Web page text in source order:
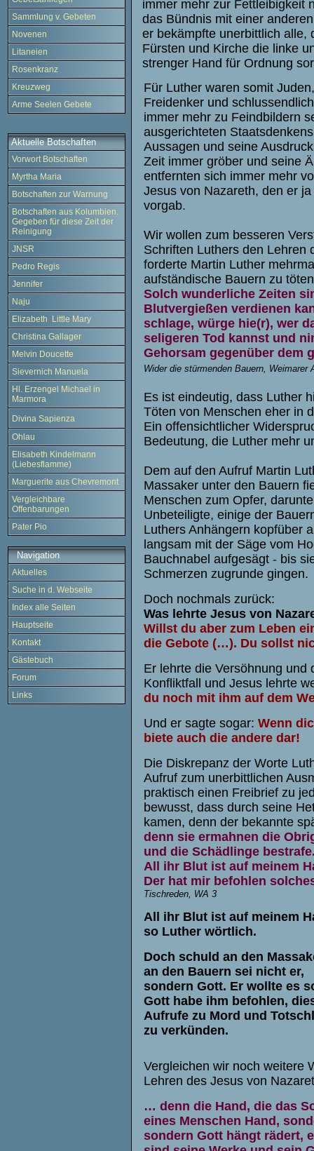
Sammlung v. Gebeten
Novenen
Litaneien
Rosenkranz
Kreuzweg
Arme Seelen Gebete
Aktuelle Botschaften
Vorwort Botschaften
Myrtha Maria
Botschaften zur Warnung
Botschaften aus Kolumbien.
Gegeben für diese Zeit der
Reinigung
JNSR
Pedro Regis
Jennifer
Naju
Elizabeth Little Mary
Christina Gallager
Melvin Doucette
Sievernich Manuela
Hl. Erzengel Michael in
Marmora
Divina Sapienza
Ohlau
Elisabeth Kindelmann
(Liebesflamme)
Marguerite aus Chevremont
Vergleichbare
Offenbarungen
Pater Pio
Navigation
Aktuelles
Suche in d. Webseite
Index alle Seiten
Hauptseite
Kontakt
Gästebuch
Forum
Links
immer mehr zur Fettleibigkeit
das Bündnis mit einer
er bekämpfte unerbittlich alle,
Fürsten und Kirche die linke
strenger Hand für Ordnung
Für Luther waren somit
Freidenker und
immer mehr zu Feindbildern
ausgerichteten
Aussagen und seine
Zeit immer gröber und seine
entfernten sich immer mehr
Jesus von Nazareth, den er
vorgab.
Wir wollen zum besseren
Schriften Luthers den Lehren
forderte Martin Luther
aufständische Bauern zu
Solch wunderliche Zeiten
Blutvergießen verdienen
schlage, würge hie(r), wer
seligeren Tod kannst und
Gehorsam gegenüber dem
Wider die stürmenden Bauern,
Es ist eindeutig, dass Luther
Töten von Menschen eher in
Ein offensichtlicher
Bedeutung, die Luther mehr
Dem auf den Aufruf Martin
Massaker unter den Bauern
Menschen zum Opfer,
Unbeteiligte, einige der
Luthers Anhängern kopfüber
langsam mit der Säge vom
Bauchnabel aufgesägt - bis
Schmerzen zugrunde gingen.
Doch nochmals zurück:
Was lehrte Jesus von
Willst du aber zum Leben
die Gebote (…). Du sollst
Er lehrte die Versöhnung und
Konfliktfall und Jesus lehrte
du noch mit ihm auf dem
Und er sagte sogar:Wenn
biete auch die andere dar!
Die Diskrepanz der Worte
Aufruf zum unerbittlichen
praktisch einen Freibrief zu
bewusst, dass durch seine
kamen, denn der bekannte
denn sie ermahnen die
und die Schädlinge
All ihr Blut ist auf meinem
Der hat mir befohlen
Tischreden, WA 3
All ihr Blut ist auf meinem
so Luther wörtlich.
Doch schuld an den
an den Bauern sei nicht er,
sondern Gott. Er wollte es
Gott habe ihm befohlen,
Aufrufe zu Mord und
zu verkünden.
Vergleichen wir noch weitere
Lehren des Jesus von
… denn die Hand, die das
eines Menschen Hand,
sondern Gott hängt rädert,